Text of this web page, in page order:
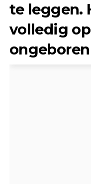
te leggen.
volledig